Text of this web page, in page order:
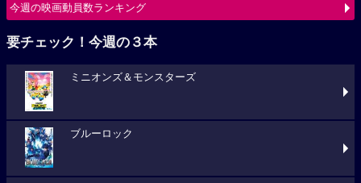
今週の映画動員数ランキング
要チェック！今週の３本
ミニオンズ＆モンスターズ
ブルーロック